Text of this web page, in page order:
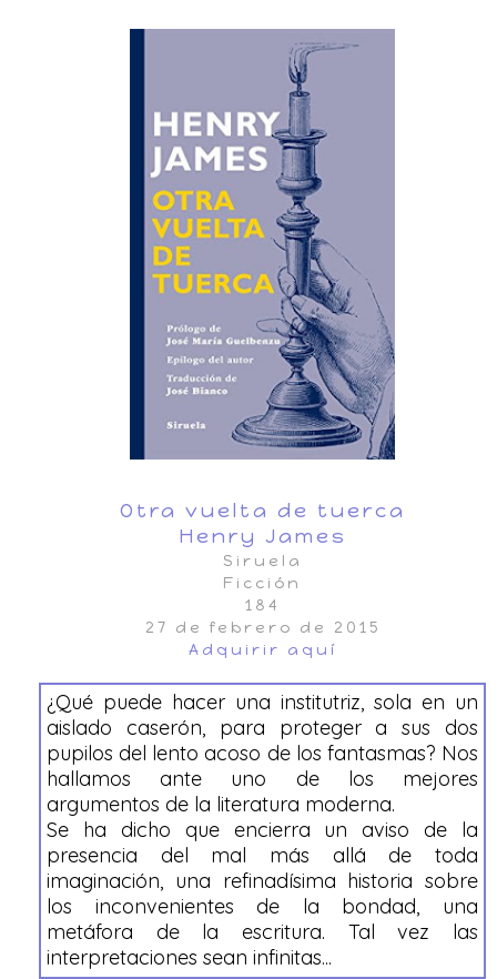
Otra vuelta de tuerca
Henry James
Siruela
Ficción
184
27 de febrero de 2015
Adquirir aquí
¿Qué puede hacer una institutriz, sola en un
aislado caserón, para proteger a sus dos
pupilos del lento acoso de los fantasmas? Nos
hallamos ante uno de los mejores
argumentos de la literatura moderna.
Se ha dicho que encierra un aviso de la
presencia del mal más allá de toda
imaginación, una refinadísima historia sobre
los inconvenientes de la bondad, una
metáfora de la escritura. Tal vez las
interpretaciones sean infinitas...